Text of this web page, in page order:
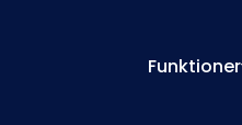
Funktioner